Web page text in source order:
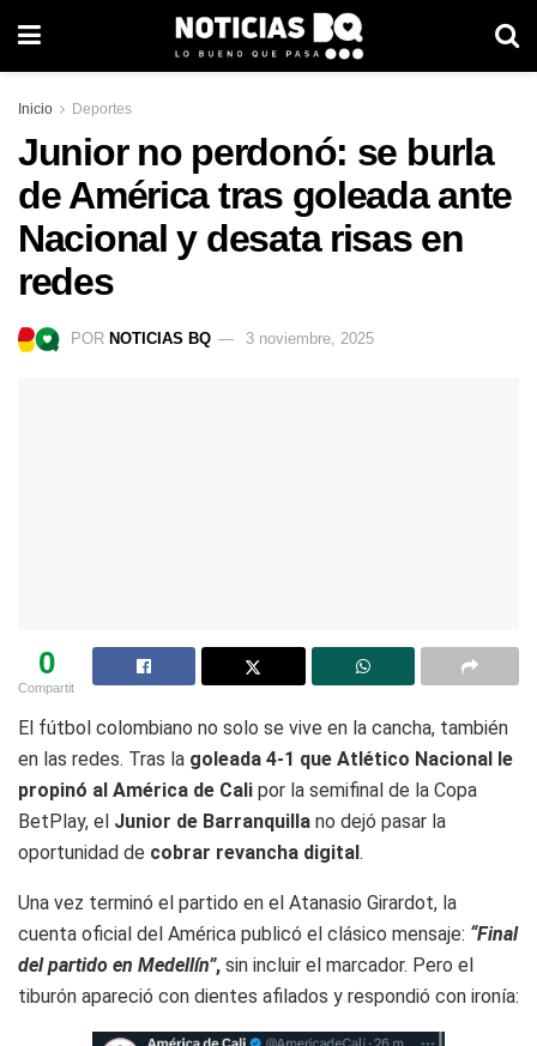
Inicio Deportes
Junior no perdonó: se burla
de América tras goleada ante
Nacional y desata risas en
redes
POR NOTICIAS BQ 3 noviembre, 2025
0
Compartit
El fútbol colombiano no solo se vive en la cancha, también
en las redes. Tras la goleada 4-1 que Atlético Nacional le
propinó al América de Cali por la semifinal de la Copa
BetPlay, el Junior de Barranquilla no dejó pasar la
oportunidad de cobrar revancha digital.
Una vez terminó el partido en el Atanasio Girardot, la
cuenta oficial del América publicó el clásico mensaje: “Final
del partido en Medellín”, sin incluir el marcador. Pero el
tiburón apareció con dientes afilados y respondió con ironía: